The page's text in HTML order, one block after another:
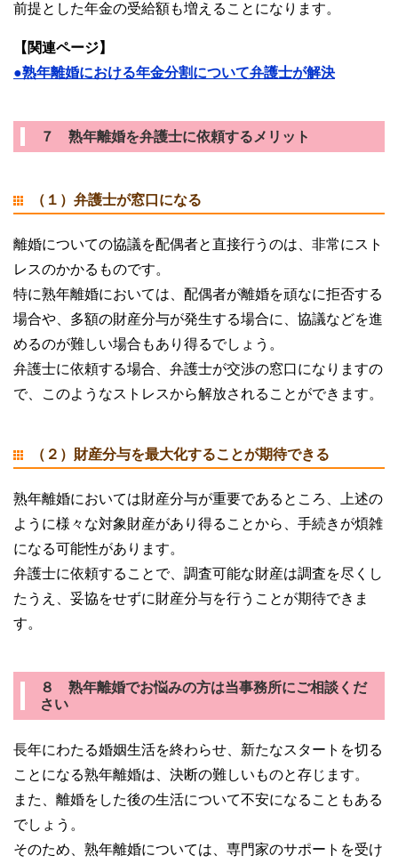
前提とした年金の受給額も増えることになります。
【関連ページ】
●熟年離婚における年金分割について弁護士が解決
７ 熟年離婚を弁護士に依頼するメリット
（１）弁護士が窓口になる
離婚についての協議を配偶者と直接行うのは、非常にスト
レスのかかるものです。
特に熟年離婚においては、配偶者が離婚を頑なに拒否する
場合や、多額の財産分与が発生する場合に、協議などを進
めるのが難しい場合もあり得るでしょう。
弁護士に依頼する場合、弁護士が交渉の窓口になりますの
で、このようなストレスから解放されることができます。
（２）財産分与を最大化することが期待できる
熟年離婚においては財産分与が重要であるところ、上述の
ように様々な対象財産があり得ることから、手続きが煩雑
になる可能性があります。
弁護士に依頼することで、調査可能な財産は調査を尽くし
たうえ、妥協をせずに財産分与を行うことが期待できま
す。
８ 熟年離婚でお悩みの方は当事務所にご相談くだ
さい
長年にわたる婚姻生活を終わらせ、新たなスタートを切る
ことになる熟年離婚は、決断の難しいものと存じます。
また、離婚をした後の生活について不安になることもある
でしょう。
そのため、熟年離婚については、専門家のサポートを受け